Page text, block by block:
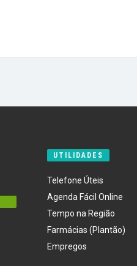
UTILIDADES
Telefone Úteis
Agenda Fácil Online
Tempo na Região
Farmácias (Plantão)
Empregos